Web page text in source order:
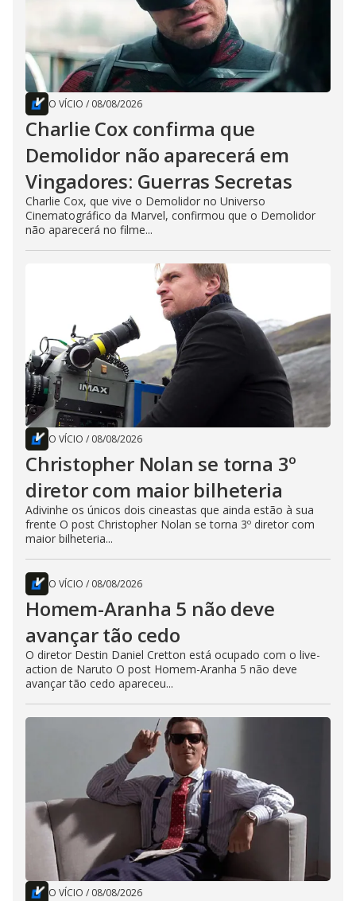
O VÍCIO / 08/08/2026
Charlie Cox confirma que
Demolidor não aparecerá em
Vingadores: Guerras Secretas
Charlie Cox, que vive o Demolidor no Universo
Cinematográfico da Marvel, confirmou que o Demolidor
não aparecerá no filme...
O VÍCIO / 08/08/2026
Christopher Nolan se torna 3º
diretor com maior bilheteria
Adivinhe os únicos dois cineastas que ainda estão à sua
frente O post Christopher Nolan se torna 3º diretor com
maior bilheteria...
O VÍCIO / 08/08/2026
Homem-Aranha 5 não deve
avançar tão cedo
O diretor Destin Daniel Cretton está ocupado com o live-
action de Naruto O post Homem-Aranha 5 não deve
avançar tão cedo apareceu...
O VÍCIO / 08/08/2026